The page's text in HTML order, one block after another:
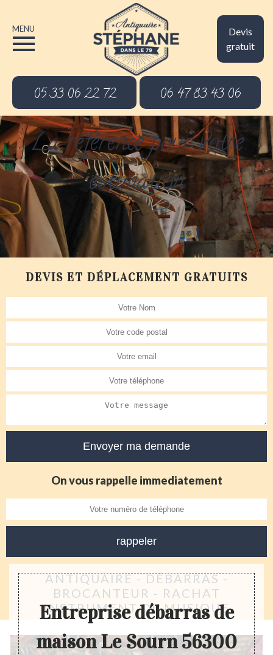
Devis
gratuit
MENU
05 33 06 22 72 06 47 83 43 06
La référence pour votre
estimation
DEVIS ET DÉPLACEMENT GRATUITS
On vous rappelle immediatement
ANTIQUAIRE - DÉBARRAS -
BROCANTEUR - RACHAT
INSTRUMENT DE MUSIQUE
Entreprise débarras de
maison Le Sourn 56300